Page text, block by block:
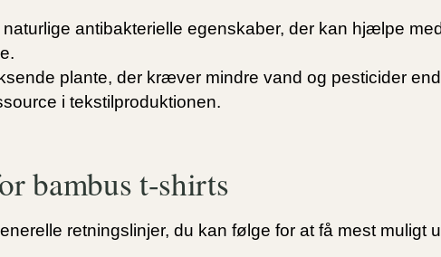
antibakterielle egenskaber, der kan hjælpe
plante, der kræver mindre vand og pesticider
i tekstilproduktionen.
bambus t-shirts
retningslinjer, du kan følge for at få mest muligt